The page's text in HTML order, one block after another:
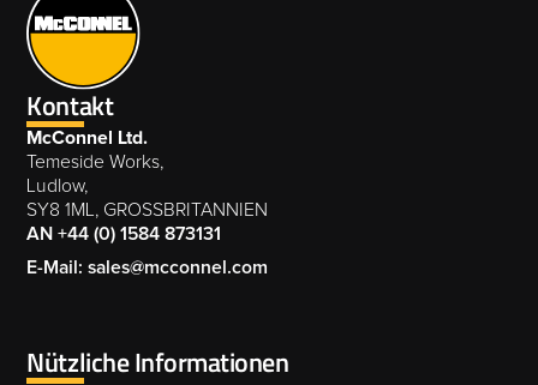
Kontakt
McConnel Ltd.
Temeside Works,
Ludlow,
SY8 1ML, GROSSBRITANNIEN
AN +44 (0) 1584 873131
E-Mail: sales@mcconnel.com
Nützliche Informationen